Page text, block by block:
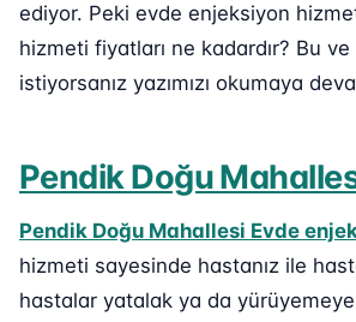
ediyor. Peki evde enjeksiyon
hizmeti fiyatları ne kadardır? Bu
istiyorsanız yazımızı okumaya
Pendik Doğu
Pendik Doğu Mahallesi Evde
hizmeti sayesinde hastanız ile
hastalar yatalak ya da